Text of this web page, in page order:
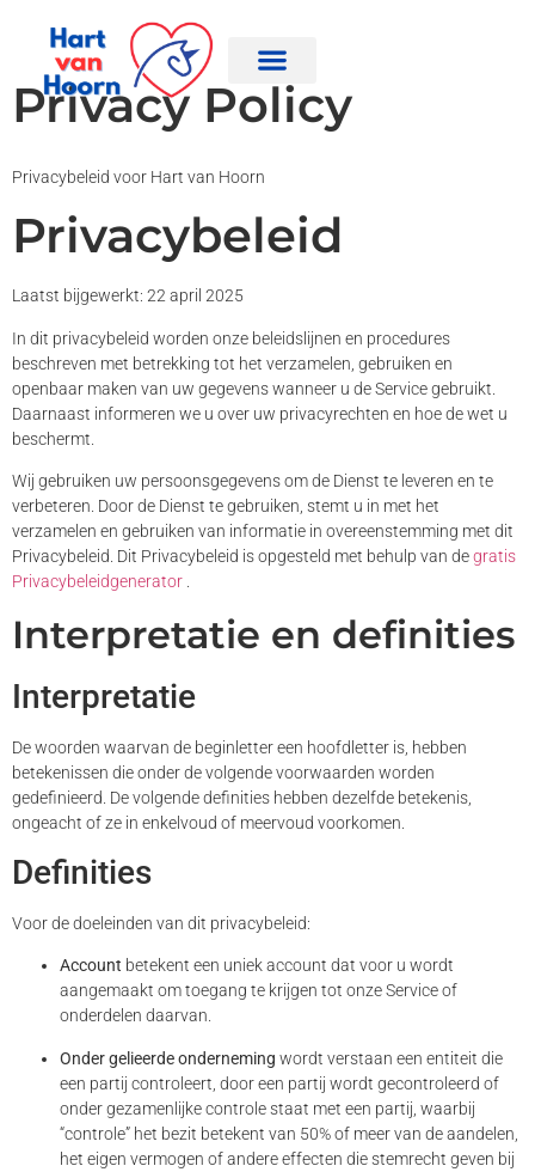
Privacy Policy
Privacybeleid voor Hart van Hoorn
Privacybeleid
Laatst bijgewerkt: 22 april 2025
In dit privacybeleid worden onze beleidslijnen en procedures
beschreven met betrekking tot het verzamelen, gebruiken en
openbaar maken van uw gegevens wanneer u de Service gebruikt.
Daarnaast informeren we u over uw privacyrechten en hoe de wet u
beschermt.
Wij gebruiken uw persoonsgegevens om de Dienst te leveren en te
verbeteren. Door de Dienst te gebruiken, stemt u in met het
verzamelen en gebruiken van informatie in overeenstemming met dit
Privacybeleid. Dit Privacybeleid is opgesteld met behulp van degratis
Privacybeleidgenerator
Interpretatie en definities
Interpretatie
De woorden waarvan de beginletter een hoofdletter is, hebben
betekenissen die onder de volgende voorwaarden worden
gedefinieerd. De volgende definities hebben dezelfde betekenis,
ongeacht of ze in enkelvoud of meervoud voorkomen.
Definities
Voor de doeleinden van dit privacybeleid:
Account betekent een uniek account dat voor u wordt
aangemaakt om toegang te krijgen tot onze Service of
onderdelen daarvan.
Onder gelieerde onderneming wordt verstaan ​​een entiteit die
een partij controleert, door een partij wordt gecontroleerd of
onder gezamenlijke controle staat met een partij, waarbij
“controle” het bezit betekent van 50% of meer van de aandelen,
het eigen vermogen of andere effecten die stemrecht geven bij